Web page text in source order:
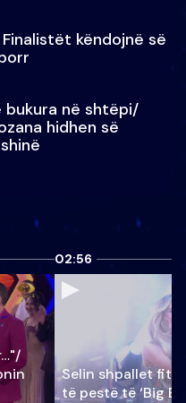
këndojnë së
në shtëpi/
hidhen së
02:56
Selin shpallet
të pestë të ‘Big